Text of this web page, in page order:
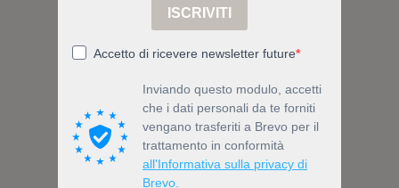
Via Nicolino di Galasso 19, 47899
Serravalle, Z.I. Galazzano, RSM
Tel (+378) 0549 903519
Email info@bewell.bio
ACCOUNT